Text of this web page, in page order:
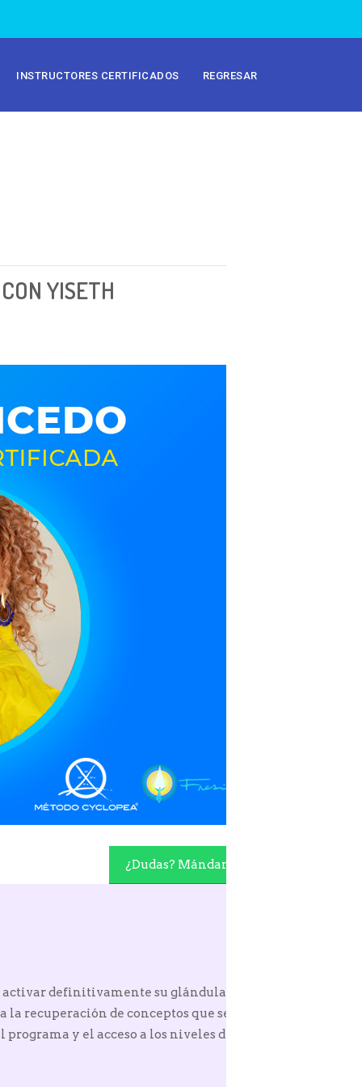
INSTRUCTORES CERTIFICADOS REGRESAR
YISETH
¿Dudas? Mándame un Whatsapp
definitivamente su glándula pineal, y obtener
recuperación de conceptos que se encuentran en la
y el acceso a los niveles de creación superior